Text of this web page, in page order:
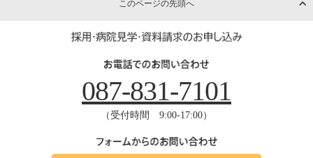
このページの先頭へ
087-831-7101
（受付時間 9:00-17:00）